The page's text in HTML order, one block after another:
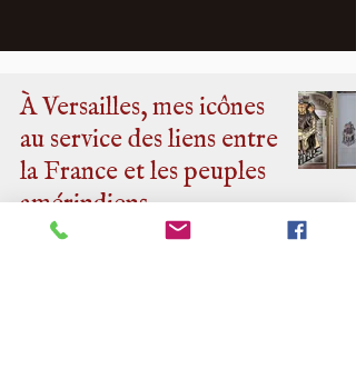
À Versailles, mes icônes
au service des liens entre
la France et les peuples
amérindiens
Redpaln